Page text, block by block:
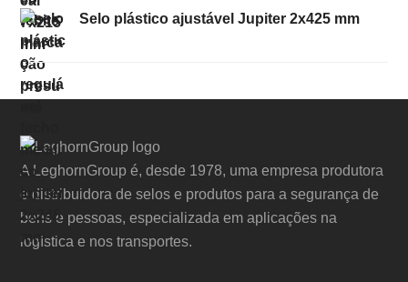
Selo plástico ajustável Jupiter 2x425 mm
A LeghornGroup é, desde 1978, uma empresa produtora
e distribuidora de selos e produtos para a segurança de
bens e pessoas, especializada em aplicações na
logística e nos transportes.